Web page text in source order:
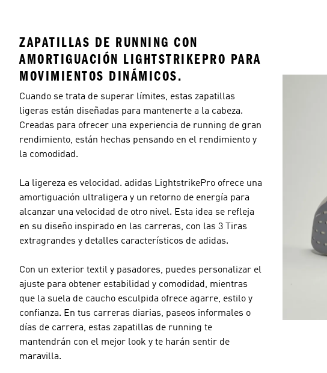
ZAPATILLAS DE RUNNING CON
AMORTIGUACIÓN LIGHTSTRIKEPRO PARA
MOVIMIENTOS DINÁMICOS.
Cuando se trata de superar límites, estas zapatillas
ligeras están diseñadas para mantenerte a la cabeza.
Creadas para ofrecer una experiencia de running de gran
rendimiento, están hechas pensando en el rendimiento y
la comodidad.
La ligereza es velocidad. adidas LightstrikePro ofrece una
amortiguación ultraligera y un retorno de energía para
alcanzar una velocidad de otro nivel. Esta idea se refleja
en su diseño inspirado en las carreras, con las 3 Tiras
extragrandes y detalles característicos de adidas.
Con un exterior textil y pasadores, puedes personalizar el
ajuste para obtener estabilidad y comodidad, mientras
que la suela de caucho esculpida ofrece agarre, estilo y
confianza. En tus carreras diarias, paseos informales o
días de carrera, estas zapatillas de running te
mantendrán con el mejor look y te harán sentir de
maravilla.